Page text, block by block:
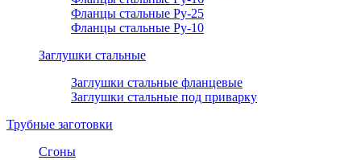
Фланцы стальные Ру-25
Фланцы стальные Ру-10
Заглушки стальные
Заглушки стальные фланцевые
Заглушки стальные под приварку
Трубные заготовки
Сгоны